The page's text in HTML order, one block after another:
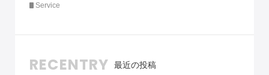
Service
RECENTRY 最近の投稿